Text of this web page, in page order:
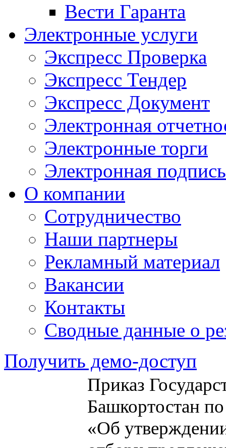
Вести Гаранта
Электронные услуги
Экспресс Проверка
Экспресс Тендер
Экспресс Документ
Электронная
Электронные торги
Электронная подпись
О компании
Сотрудничество
Наши партнеры
Рекламный материал
Вакансии
Контакты
Сводные данные о
Получить демо-доступ
Приказ
Башкортостан
«Об